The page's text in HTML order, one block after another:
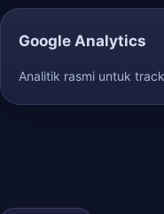
Google Analytics
Analitik rasmi untuk